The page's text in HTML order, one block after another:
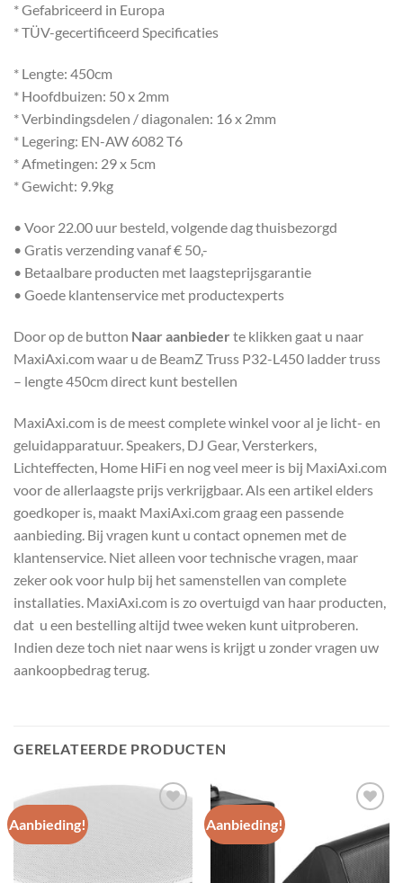
* Gefabriceerd in Europa
* TÜV-gecertificeerd Specificaties
* Lengte: 450cm
* Hoofdbuizen: 50 x 2mm
* Verbindingsdelen / diagonalen: 16 x 2mm
* Legering: EN-AW 6082 T6
* Afmetingen: 29 x 5cm
* Gewicht: 9.9kg
• Voor 22.00 uur besteld, volgende dag thuisbezorgd
• Gratis verzending vanaf € 50,-
• Betaalbare producten met laagsteprijsgarantie
• Goede klantenservice met productexperts
Door op de button Naar aanbieder te klikken gaat u naar
MaxiAxi.com waar u de BeamZ Truss P32-L450 ladder truss
– lengte 450cm direct kunt bestellen
MaxiAxi.com is de meest complete winkel voor al je licht- en
geluidapparatuur. Speakers, DJ Gear, Versterkers,
Lichteffecten, Home HiFi en nog veel meer is bij MaxiAxi.com
voor de allerlaagste prijs verkrijgbaar. Als een artikel elders
goedkoper is, maakt MaxiAxi.com graag een passende
aanbieding. Bij vragen kunt u contact opnemen met de
klantenservice. Niet alleen voor technische vragen, maar
zeker ook voor hulp bij het samenstellen van complete
installaties. MaxiAxi.com is zo overtuigd van haar producten,
dat u een bestelling altijd twee weken kunt uitproberen.
Indien deze toch niet naar wens is krijgt u zonder vragen uw
aankoopbedrag terug.
GERELATEERDE PRODUCTEN
Aanbieding!
Toevoegen
aan
wenslijst
Aanbieding!
Toevoegen
aan
wenslijst